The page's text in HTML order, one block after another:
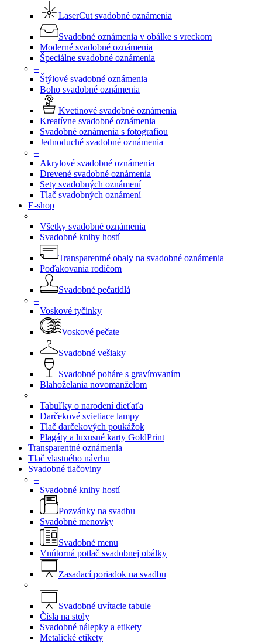
LaserCut svadobné oznámenia
Svadobné oznámenia v obálke s vreckom
Moderné svadobné oznámenia
Špeciálne svadobné oznámenia
–
Štýlové svadobné oznámenia
Boho svadobné oznámenia
Kvetinové svadobné oznámenia
Kreatívne svadobné oznámenia
Svadobné oznámenia s fotografiou
Jednoduché svadobné oznámenia
–
Akrylové svadobné oznámenia
Drevené svadobné oznámenia
Sety svadobných oznámení
Tlač svadobných oznámení
E-shop
–
Všetky svadobné oznámenia
Svadobné knihy hostí
Transparentné obaly na svadobné oznámenia
Poďakovania rodičom
Svadobné pečatidlá
–
Voskové tyčinky
Voskové pečate
Svadobné vešiaky
Svadobné poháre s gravírovaním
Blahoželania novomanželom
–
Tabuľky o narodení dieťaťa
Darčekové svietiace lampy
Tlač darčekových poukážok
Plagáty a luxusné karty GoldPrint
Transparentné oznámenia
Tlač vlastného návrhu
Svadobné tlačoviny
–
Svadobné knihy hostí
Pozvánky na svadbu
Svadobné menovky
Svadobné menu
Vnútorná potlač svadobnej obálky
Zasadací poriadok na svadbu
–
Svadobné uvítacie tabule
Čísla na stoly
Svadobné nálepky a etikety
Metalické etikety